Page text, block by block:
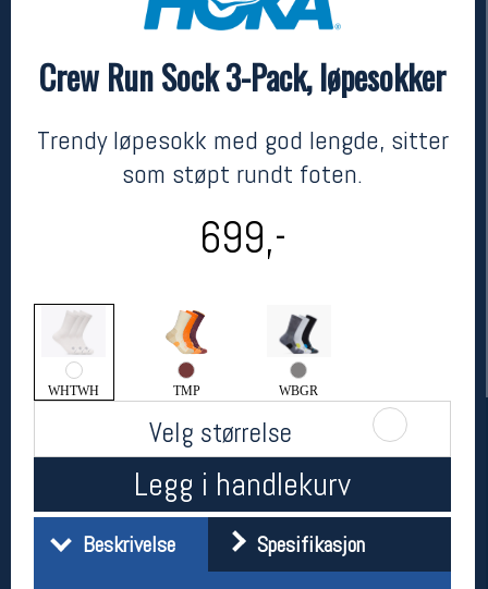
Crew Run Sock 3-Pack, løpesokker
Trendy løpesokk med god lengde, sitter
som støpt rundt foten.
699,-
WHTWH TMP WBGR
Velg størrelse
Legg i handlekurv
Beskrivelse Spesifikasjon
Hoka
Crew Run Sock 3-Pack, løpesokker
kr 699
Her finner du oss
Oslo Sportslager